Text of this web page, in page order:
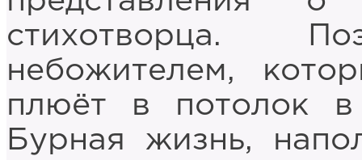
стихотворца.
небожителем,
плюёт в потолок в
Бурная жизнь,